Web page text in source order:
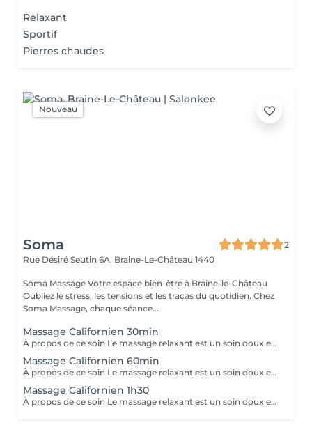
Relaxant
Sportif
Pierres chaudes
Nouveau
Soma
2
Rue Désiré Seutin 6A, Braine-Le-Château 1440
Soma Massage Votre espace bien-être à Braine-le-Château
Oubliez le stress, les tensions et les tracas du quotidien. Chez
Soma Massage, chaque séance...
Massage Californien 30min
À propos de ce soin Le massage relaxant est un soin doux et enveloppant conçu pour calmer le système nerveux et évacuer le stress. Grâce à des gestes lents, réguliers et harmonieux, il offre une véritable pause de bien-être. Bienfaits : Diminution du stress et de l'anxiété Amélioration du sommeil Soulagement des tensions légères Sensation de calme et de légèreté Favorise la détente profonde du corps et de l'esprit De la pointe des pieds jusqu'au sommet de la tête, tout votre corps se délasse tandis que l'huile de massage laisse un sillage délicatement parfumé et un fini satiné sur votre peau. Quel plaisir de quitter le salon parfaitement détendu, prêt à savourer chaque instant de la journée ! Bon à savoir Avant le massage, assurez-vous que vous n'êtes pas allergique à certains produits.
Massage Californien 60min
À propos de ce soin Le massage relaxant est un soin doux et enveloppant conçu pour calmer le système nerveux et évacuer le stress. Grâce à des gestes lents, réguliers et harmonieux, il offre une véritable pause de bien-être. Bienfaits : Diminution du stress et de l'anxiété Amélioration du sommeil Soulagement des tensions légères Sensation de calme et de légèreté Favorise la détente profonde du corps et de l'esprit De la pointe des pieds jusqu'au sommet de la tête, tout votre corps se délasse tandis que l'huile de massage laisse un sillage délicatement parfumé et un fini satiné sur votre peau. Quel plaisir de quitter le salon parfaitement détendu, prêt à savourer chaque instant de la journée ! Bon à savoir Avant le massage, assurez-vous que vous n'êtes pas allergique à certains produits.
Massage Californien 1h30
À propos de ce soin Le massage relaxant est un soin doux et enveloppant conçu pour calmer le système nerveux et évacuer le stress. Grâce à des gestes lents, réguliers et harmonieux, il offre une véritable pause de bien-être. Bienfaits : Diminution du stress et de l'anxiété Amélioration du sommeil Soulagement des tensions légères Sensation de calme et de légèreté Favorise la détente profonde du corps et de l'esprit De la pointe des pieds jusqu'au sommet de la tête, tout votre corps se délasse tandis que l'huile de massage laisse un sillage délicatement parfumé et un fini satiné sur votre peau. Quel plaisir de quitter le salon parfaitement détendu, prêt à savourer chaque instant de la journée ! Bon à savoir Avant le massage, assurez-vous que vous n'êtes pas allergique à certains produits.